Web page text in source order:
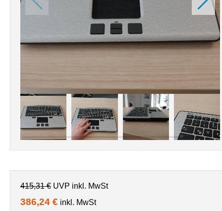
415,31 € UVP inkl. MwSt
386,24 € inkl. MwSt